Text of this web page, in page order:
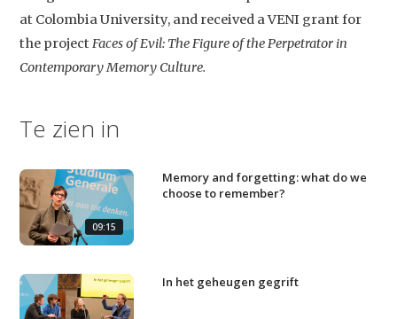
Contact
at Colombia University, and received a VENI grant for
the projectFaces of Evil: TheFigure of the Perpetrator in
Contemporary Memory Culture.
Te zien in
09:15
Memory and forgetting: what do we
choose to remember?
In het geheugen gegrift